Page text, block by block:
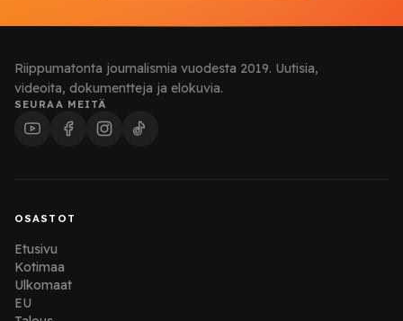
Riippumatonta journalismia vuodesta 2019. Uutisia,
videoita, dokumentteja ja elokuvia.
SEURAA MEITÄ
OSASTOT
Etusivu
Kotimaa
Ulkomaat
EU